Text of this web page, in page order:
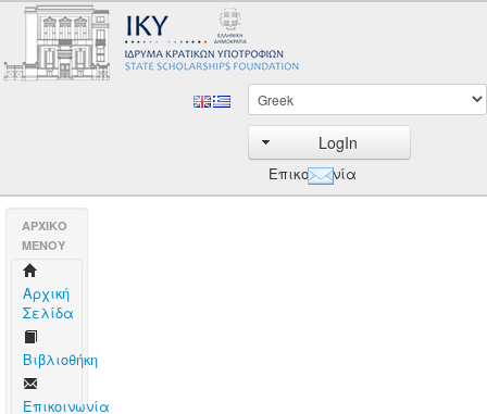
LogIn
Επικοινωνία
AΡΧΙΚΟ
ΜΕΝΟΥ
Aρχική
Σελίδα
Βιβλιοθήκη
Επικοινωνία